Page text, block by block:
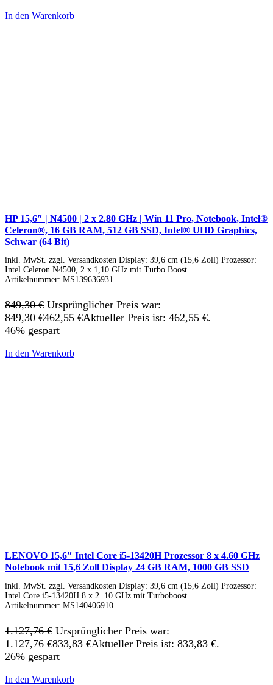
In den Warenkorb
HP 15,6″ | N4500 | 2 x 2.80 GHz | Win 11 Pro, Notebook, Intel®
Celeron®, 16 GB RAM, 512 GB SSD, Intel® UHD Graphics,
Schwar (64 Bit)
inkl. MwSt. zzgl. Versandkosten Display: 39,6 cm (15,6 Zoll) Prozessor:
Intel Celeron N4500, 2 x 1,10 GHz mit Turbo Boost…
Artikelnummer: MS139636931
849,30€ Ursprünglicher Preis war:
849,30 €462,55 €Aktueller Preis ist: 462,55 €.
46% gespart
In den Warenkorb
LENOVO 15,6″ Intel Core i5-13420H Prozessor 8 x 4.60 GHz
Notebook mit 15,6 Zoll Display 24 GB RAM, 1000 GB SSD
inkl. MwSt. zzgl. Versandkosten Display: 39,6 cm (15,6 Zoll) Prozessor:
Intel Core i5-13420H 8 x 2. 10 GHz mit Turboboost…
Artikelnummer: MS140406910
1.127,76€ Ursprünglicher Preis war:
1.127,76 €833,83 €Aktueller Preis ist: 833,83 €.
26% gespart
In den Warenkorb